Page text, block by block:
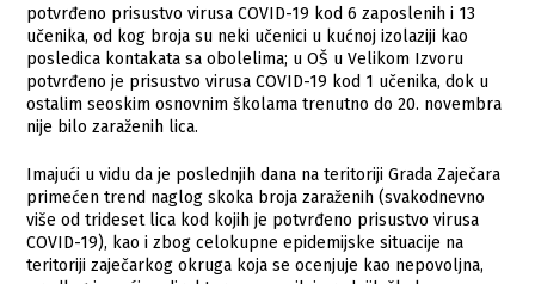
potvrđeno prisustvo virusa COVID-19 kod 6 zaposlenih i 13
učenika, od kog broja su neki učenici u kućnoj izolaziji kao
posledica kontakata sa obolelima; u OŠ u Velikom Izvoru
potvrđeno je prisustvo virusa COVID-19 kod 1 učenika, dok u
ostalim seoskim osnovnim školama trenutno do 20. novembra
nije bilo zaraženih lica.
​Imajući u vidu da je poslednjih dana na teritoriji Grada Zaječara
primećen trend naglog skoka broja zaraženih (svakodnevno
više od trideset lica kod kojih je potvrđeno prisustvo virusa
COVID-19), kao i zbog celokupne epidemijske situacije na
teritoriji zaječarkog okruga koja se ocenjuje kao nepovoljna,